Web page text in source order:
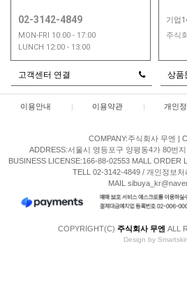
02-3142-4849
MON-FRI 10:00 - 17:00
LUNCH 12:00 - 13:00
기업
주식
고객센터 연결 상품
이용안내 | 이용약관 | 개인
COMPANY:주식회사 무엔 |
ADDRESS:서울시 영등포구 양평동4가 80번
BUSINESS LICENSE:166-88-02553 MALL ORDER
TELL 02-3142-4849 / 개인정보
MAIL
COPYRIGHT(C) 주식회사 무엔 ALL